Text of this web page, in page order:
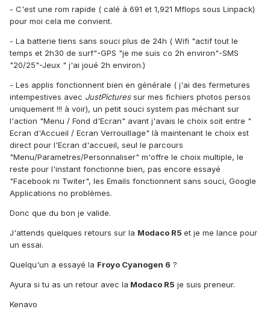
- C'est une rom rapide ( calé à 691 et 1,921 Mflops sous Linpack)
pour moi cela me convient.
- La batterie tiens sans souci plus de 24h ( Wifi "actif tout le
temps et 2h30 de surf"-GPS "je me suis co 2h environ"-SMS
"20/25"-Jeux " j'ai joué 2h environ.)
- Les applis fonctionnent bien en générale ( j'ai des fermetures
intempestives avec JustPicturessur mes fichiers photos persos
uniquement !!! à voir), un petit souci system pas méchant sur
l'action "Menu / Fond d'Ecran" avant j'avais le choix soit entre "
Ecran d'Accueil / Ecran Verrouillage" là maintenant le choix est
direct pour l'Ecran d'accueil, seul le parcours
"Menu/Parametres/Personnaliser" m'offre le choix multiple, le
reste pour l'instant fonctionne bien, pas encore essayé
"Facebook ni Twiter", les Emails fonctionnent sans souci, Google
Applications no problèmes.
Donc que du bon je valide.
J'attends quelques retours sur la Modaco R5 et je me lance pour
un essai.
Quelqu'un a essayé la Froyo Cyanogen 6 ?
Ayura si tu as un retour avec la Modaco R5 je suis preneur.
Kenavo